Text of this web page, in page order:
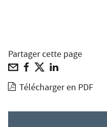
Partager cette page
Télécharger en PDF